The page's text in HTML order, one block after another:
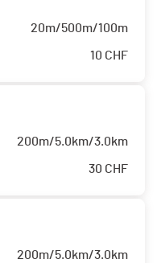
20m/500m/100m
10 CHF
200m/5.0km/3.0km
30 CHF
200m/5.0km/3.0km